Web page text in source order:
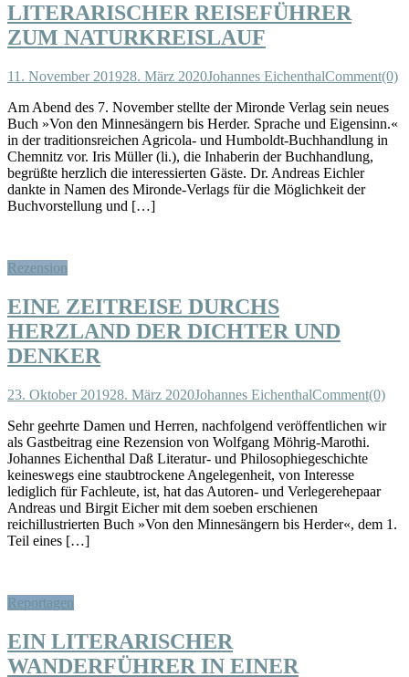
LITERARISCHER REISEFÜHRER
ZUM NATURKREISLAUF
11. November 201928. März 2020Johannes EichenthalComment(0)
Am Abend des 7. November stellte der Mironde Verlag sein neues
Buch »Von den Minnesängern bis Herder. Sprache und Eigensinn.«
in der traditionsreichen Agricola- und Humboldt-Buchhandlung in
Chemnitz vor. Iris Müller (li.), die Inhaberin der Buchhandlung,
begrüßte herzlich die interessierten Gäste. Dr. Andreas Eichler
dankte in Namen des Mironde-Verlags für die Möglichkeit der
Buchvorstellung und […]
Rezension
EINE ZEITREISE DURCHS
HERZLAND DER DICHTER UND
DENKER
23. Oktober 201928. März 2020Johannes EichenthalComment(0)
Sehr geehrte Damen und Herren, nachfolgend veröffentlichen wir
als Gastbeitrag eine Rezension von Wolfgang Möhrig-Marothi.
Johannes Eichenthal Daß Literatur- und Philosophiegeschichte
keineswegs eine staubtrockene Angelegenheit, von Interesse
lediglich für Fachleute, ist, hat das Autoren- und Verlegerehepaar
Andreas und Birgit Eicher mit dem soeben erschienen
reichillustrierten Buch »Von den Minnesängern bis Herder«, dem 1.
Teil eines […]
Reportagen
EIN LITERARISCHER
WANDERFÜHRER IN EINER